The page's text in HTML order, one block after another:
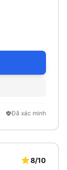
Đã xác minh
8/10